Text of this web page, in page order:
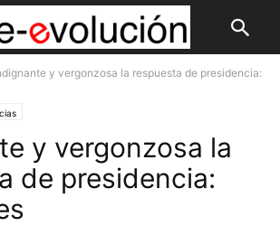
y vergonzosa la respuesta de presidencia:
y vergonzosa la
de presidencia: